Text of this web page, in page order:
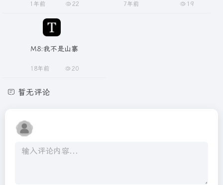
1年前 22 7年前 19
M8:我不是山寨
18年前 20
暂无评论